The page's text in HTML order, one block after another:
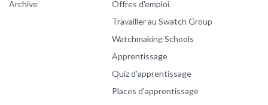
Archive
Offres d'emploi
Travailler au Swatch Group
Watchmaking Schools
Apprentissage
Quiz d'apprentissage
Places d’apprentissage